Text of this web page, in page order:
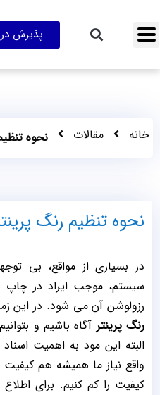
پذیرش
خانه مقالات نحوه
نحوه تنظیم رنگ
در بسیاری از مواقع، بی
سیستم، موجب ایراد در
رزولوشن آن می شود. در این
رنگ پرینتر آگاه باشیم و
البته این مود به اهمیت
واقع نیاز ما همیشه هم
کیفیت را کم کنیم. برای